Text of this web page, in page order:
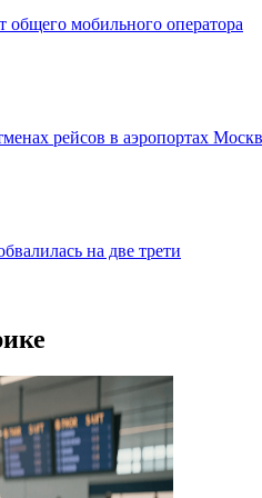
общего мобильного оператора
рейсов в аэропортах
на две трети